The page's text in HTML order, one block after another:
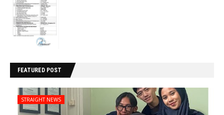
FEATURED POST
STRAIGHT NEWS